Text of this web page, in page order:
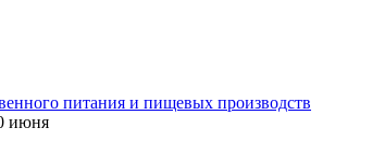
питания и пищевых производств
июня